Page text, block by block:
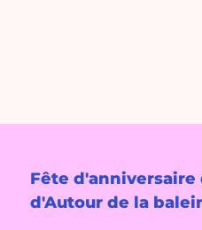
Fête d'anniversaire
d'Autour de la